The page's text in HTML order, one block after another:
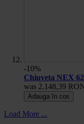
-10%
Chiuveta NEX
was 2.148,39
Adauga în cos
Load More ...